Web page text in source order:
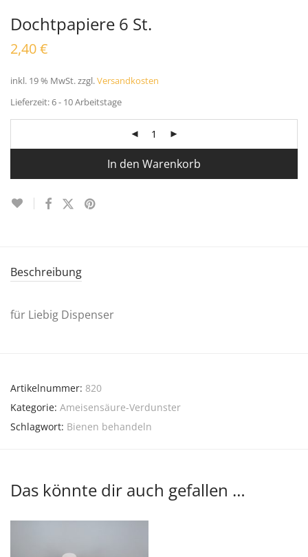
Dochtpapiere 6 St.
2,40€
inkl. 19 % MwSt.zzgl.Versandkosten
Lieferzeit:6 - 10 Arbeitstage
In den Warenkorb
Beschreibung
für Liebig Dispenser
Artikelnummer: 820
Kategorie: Ameisensäure-Verdunster
Schlagwort: Bienen behandeln
Das könnte dir auch gefallen …